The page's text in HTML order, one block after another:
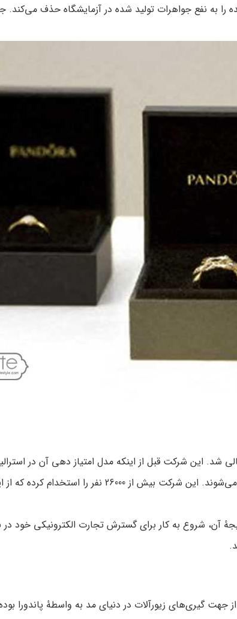
استخراج شده را به نفع جواهرات تولید شده در آزمایشگاه
کرد. در نتیجهٔ آن، شروع به کار برای گسترش تجارت الکترونیکی
جهت گیری‌های زیورآلات در دنیای مد به واسطهٔ پاندورا